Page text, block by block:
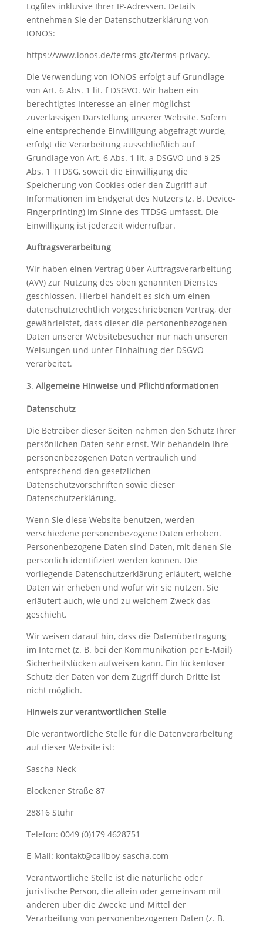
Logfiles inklusive Ihrer IP-Adressen. Details
entnehmen Sie der Datenschutzerklärung von
IONOS:
https://www.ionos.de/terms-gtc/terms-privacy.
Die Verwendung von IONOS erfolgt auf Grundlage
von Art. 6 Abs. 1 lit. f DSGVO. Wir haben ein
berechtigtes Interesse an einer möglichst
zuverlässigen Darstellung unserer Website. Sofern
eine entsprechende Einwilligung abgefragt wurde,
erfolgt die Verarbeitung ausschließlich auf
Grundlage von Art. 6 Abs. 1 lit. a DSGVO und § 25
Abs. 1 TTDSG, soweit die Einwilligung die
Speicherung von Cookies oder den Zugriff auf
Informationen im Endgerät des Nutzers (z. B. Device-
Fingerprinting) im Sinne des TTDSG umfasst. Die
Einwilligung ist jederzeit widerrufbar.
Auftragsverarbeitung
Wir haben einen Vertrag über Auftragsverarbeitung
(AVV) zur Nutzung des oben genannten Dienstes
geschlossen. Hierbei handelt es sich um einen
datenschutzrechtlich vorgeschriebenen Vertrag, der
gewährleistet, dass dieser die personenbezogenen
Daten unserer Websitebesucher nur nach unseren
Weisungen und unter Einhaltung der DSGVO
verarbeitet.
Allgemeine Hinweise und Pflichtinformationen
Datenschutz
Die Betreiber dieser Seiten nehmen den Schutz Ihrer
persönlichen Daten sehr ernst. Wir behandeln Ihre
personenbezogenen Daten vertraulich und
entsprechend den gesetzlichen
Datenschutzvorschriften sowie dieser
Datenschutzerklärung.
Wenn Sie diese Website benutzen, werden
verschiedene personenbezogene Daten erhoben.
Personenbezogene Daten sind Daten, mit denen Sie
persönlich identifiziert werden können. Die
vorliegende Datenschutzerklärung erläutert, welche
Daten wir erheben und wofür wir sie nutzen. Sie
erläutert auch, wie und zu welchem Zweck das
geschieht.
Wir weisen darauf hin, dass die Datenübertragung
im Internet (z. B. bei der Kommunikation per E-Mail)
Sicherheitslücken aufweisen kann. Ein lückenloser
Schutz der Daten vor dem Zugriff durch Dritte ist
nicht möglich.
Hinweis zur verantwortlichen Stelle
Die verantwortliche Stelle für die Datenverarbeitung
auf dieser Website ist:
Sascha Neck
Blockener Straße 87
28816 Stuhr
Telefon: 0049 (0)179 4628751
E-Mail: kontakt@callboy-sascha.com
Verantwortliche Stelle ist die natürliche oder
juristische Person, die allein oder gemeinsam mit
anderen über die Zwecke und Mittel der
Verarbeitung von personenbezogenen Daten (z. B.